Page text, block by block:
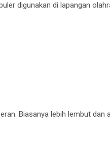
digunakan di lapangan
Biasanya lebih lembut dan